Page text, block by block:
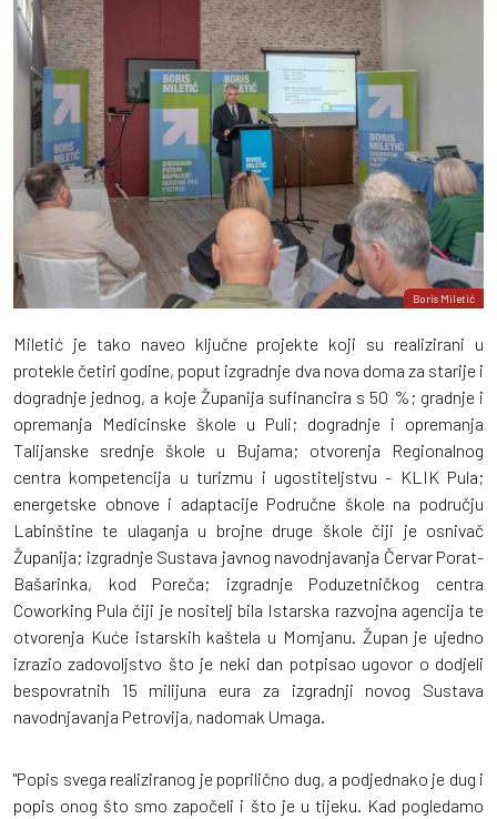
Boris Miletić
Miletić je tako naveo ključne projekte koji su realizirani u
protekle četiri godine, poput izgradnje dva nova doma za starije i
dogradnje jednog, a koje Županija sufinancira s 50 %; gradnje i
opremanja Medicinske škole u Puli; dogradnje i opremanja
Talijanske srednje škole u Bujama; otvorenja Regionalnog
centra kompetencija u turizmu i ugostiteljstvu - KLIK Pula;
energetske obnove i adaptacije Područne škole na području
Labinštine te ulaganja u brojne druge škole čiji je osnivač
Županija; izgradnje Sustava javnog navodnjavanja Červar Porat-
Bašarinka, kod Poreča; izgradnje Poduzetničkog centra
Coworking Pula čiji je nositelj bila Istarska razvojna agencija te
otvorenja Kuće istarskih kaštela u Momjanu. Župan je ujedno
izrazio zadovoljstvo što je neki dan potpisao ugovor o dodjeli
bespovratnih 15 milijuna eura za izgradnji novog Sustava
navodnjavanja Petrovija, nadomak Umaga.
"Popis svega realiziranog je poprilično dug, a podjednako je dug i
popis onog što smo započeli i što je u tijeku. Kad pogledamo